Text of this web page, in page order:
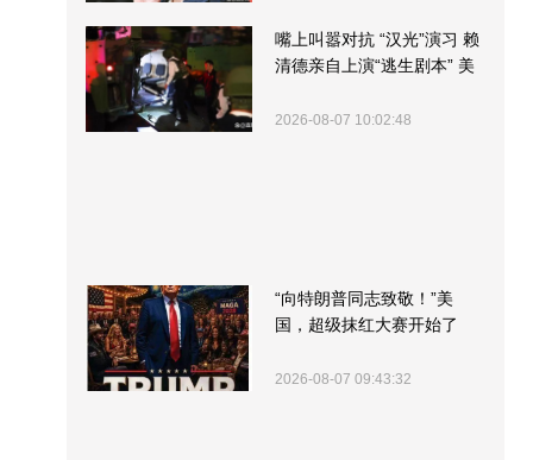
嘴上叫嚣对抗 “汉光”演习 赖
清德亲自上演“逃生剧本” 美
2026-08-07 10:02:48
“向特朗普同志致敬！”美
国，超级抹红大赛开始了
2026-08-07 09:43:32